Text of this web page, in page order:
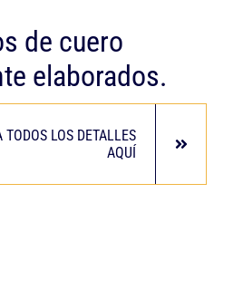
de cuero
elaborados.
TODOS LOS DETALLES
AQUÍ